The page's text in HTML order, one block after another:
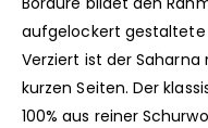
aufgelockert gestaltete
Verziert ist der
kurzen Seiten. Der
100% aus reiner